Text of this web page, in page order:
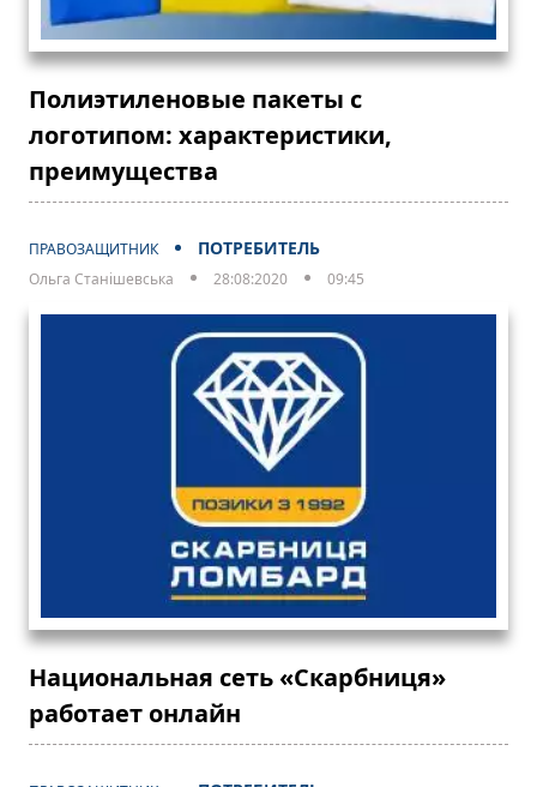
Полиэтиленовые пакеты с
логотипом: характеристики,
преимущества
ПРАВОЗАЩИТНИК ПОТРЕБИТЕЛЬ
Ольга Станішевська 28:08:2020 09:45
Национальная сеть «Скарбниця»
работает онлайн